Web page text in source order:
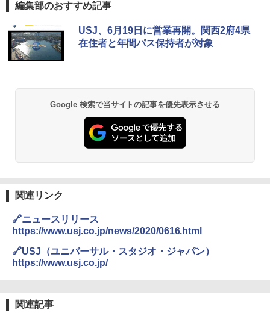
D40 地球の歩き方 チェンマイ タイ北部の魅
力的な町 2026～2027 地球の歩き方D アジア
地球の歩き方 スター・ウォーズ
￥2,695
A26 地球の歩き方 チェコ ポーランド スロヴ
ァキア 2026～2027 地球の歩き方A ヨーロッ
[キャンパーズコレクション 山善] ポップアッ
プテント 傘みたいに広げて畳める パッとサ
ッとサンシェード キューブ フルクローズ メ
￥6,830
PYKES PEAK (パイクスピーク) 着替えテン
ト プライバシー テント 【中が透けない】 1
人用 折りたたみ 防災グッズ 災害用トイレ ビ
易 トイレテント (グレー)
ENDLESS BASE 《めざましテレビで紹介》
テント ワンタッチ RENEW 幅200 2-3人用 43
￥5,999
熊撃退スプレー 熊よけスプレー 熊スプレー
【日本企業販売】超強力クマ対策スプレー 30
0ml（連続噴射30秒）110ml（連続噴射15
防災用品 長期保存可能 緊急時用 日本国内発
￥3,680
026リニューアル 急速冷凍 空間倍増 衛生的
BUNDOK(バンドック)ソロ ドーム 1 EX BDK
レーム ドーム型 テント
編集部のおすすめ記事
USJ、6月19日に営業再開。関西2府4県
在住者と年間パス保持者が対象
Google 検索で当サイトの記事を優先表示させる
関連リンク
🔗ニュースリリース
https://www.usj.co.jp/news/2020/0616.html
🔗USJ（ユニバーサル・スタジオ・ジャパン）
https://www.usj.co.jp/
関連記事